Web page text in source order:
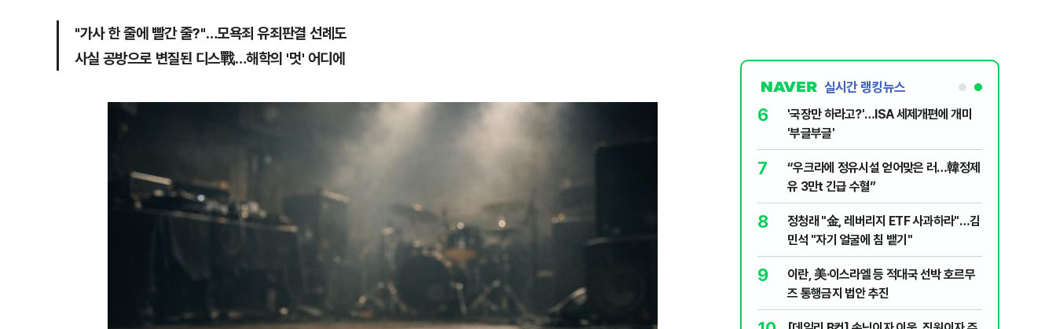
"가사 한 줄에 빨간 줄?"…모욕죄 유죄판결 선례도
사실 공방으로 변질된 디스戰…해학의 '멋' 어디에
실시간 랭킹뉴스
1
[속보] '길이 1.5m' 안동 물놀이장서 구렁
이 출몰…한때 시민 대피 소동
2
"편해서 매일 신었는데"...전문가가 경고한
'크록스'의 숨은 위험
3
송영길·김민석, '조희대 탄핵' 외치자…與
법사위원들 "즉시 대법관 제청하라"
4
박지원이 본 호남 당심…"李대통령과 1년
함께한 김민석에 갈 것"